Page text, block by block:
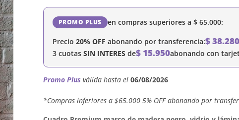
PROMO PLUS en compras superiores a $65.000:
Precio 20% OFF abonando por transferencia:$38.280
3 cuotas SIN INTERES de$15.950abonando con
Promo Plus válida hasta el 06/08/2026
´*Compras inferiores a $65.000 5% OFF abonando por